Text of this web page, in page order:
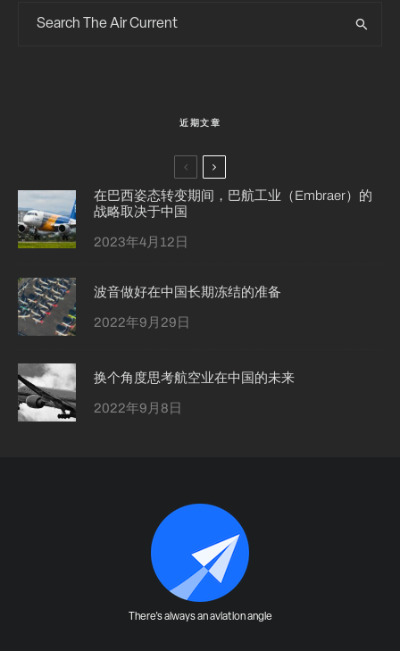
近期文章
在巴西姿态转变期间，巴航工业（Embraer）的
战略取决于中国
2023年4月12日
波音做好在中国长期冻结的准备
2022年9月29日
换个角度思考航空业在中国的未来
2022年9月8日
There's always an aviation angle